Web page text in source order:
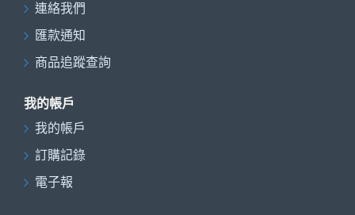
連絡我們
匯款通知
商品追蹤查詢
我的帳戶
我的帳戶
訂購記錄
電子報